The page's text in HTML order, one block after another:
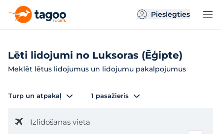
Pieslēgties
Lēti lidojumi no Luksoras (Ēģipte)
Meklēt lētus lidojumus un lidojumu pakalpojumus
Turp un atpakaļ 1 pasažieris
Izlidošanas vieta